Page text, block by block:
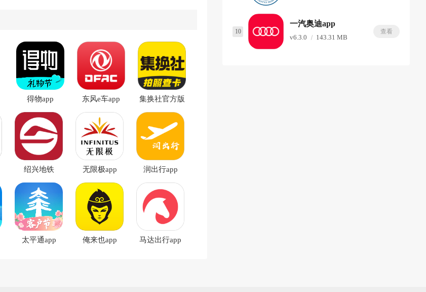
得物app 东风e车app 集换社官方版
绍兴地铁 无限极app 润出行app
太平通app 俺来也app 马达出行app
10 查看
一汽奥迪app
v6.3.0 143.31 MB